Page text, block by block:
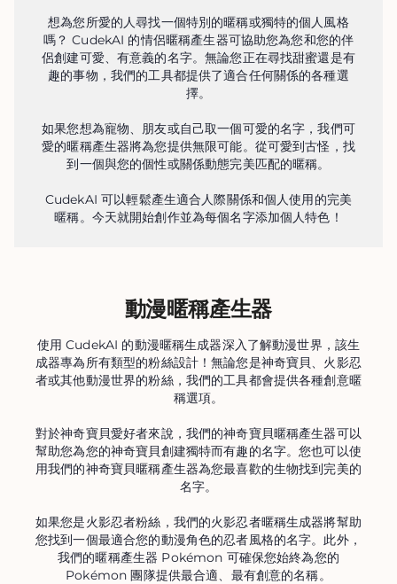
想為您所愛的人尋找一個特別的暱稱或獨特的個人風格
嗎？ CudekAI 的情侶暱稱產生器可協助您為您和您的伴
侶創建可愛、有意義的名字。無論您正在尋找甜蜜還是有
趣的事物，我們的工具都提供了適合任何關係的各種選
擇。
如果您想為寵物、朋友或自己取一個可愛的名字，我們可
愛的暱稱產生器將為您提供無限可能。從可愛到古怪，找
到一個與您的個性或關係動態完美匹配的暱稱。
CudekAI 可以輕鬆產生適合人際關係和個人使用的完美
暱稱。今天就開始創作並為每個名字添加個人特色！
動漫暱稱產生器
使用 CudekAI 的動漫暱稱生成器深入了解動漫世界，該生
成器專為所有類型的粉絲設計！無論您是神奇寶貝、火影忍
者或其他動漫世界的粉絲，我們的工具都會提供各種創意暱
稱選項。
對於神奇寶貝愛好者來說，我們的神奇寶貝暱稱產生器可以
幫助您為您的神奇寶貝創建獨特而有趣的名字。您也可以使
用我們的神奇寶貝暱稱產生器為您最喜歡的生物找到完美的
名字。
如果您是火影忍者粉絲，我們的火影忍者暱稱生成器將幫助
您找到一個最適合您的動漫角色的忍者風格的名字。此外，
我們的暱稱產生器 Pokémon 可確保您始終為您的
Pokémon 團隊提供最合適、最有創意的名稱。